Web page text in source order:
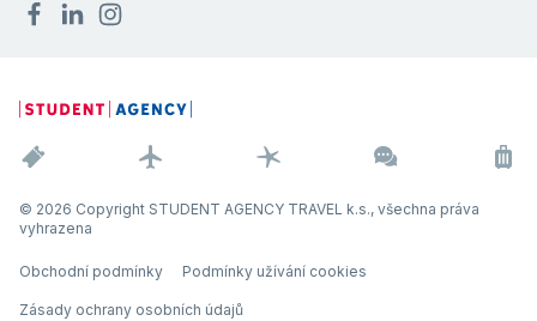
© 2026 Copyright STUDENT AGENCY TRAVEL k.s., všechna práva
vyhrazena
Obchodní podmínky Podmínky užívání cookies
Zásady ochrany osobních údajů